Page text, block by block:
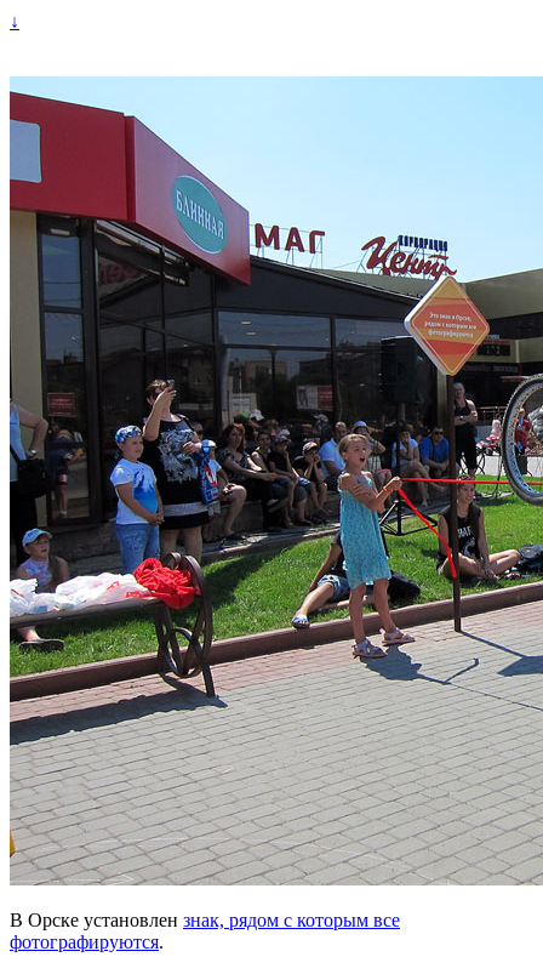
↓
В Орске установлен знак, рядом с которым все
фотографируются.